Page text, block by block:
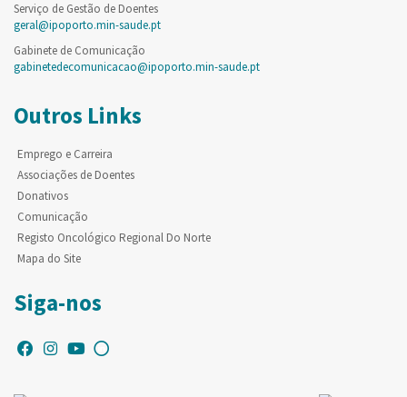
Serviço de Gestão de Doentes
geral@ipoporto.min-saude.pt
Gabinete de Comunicação
gabinetedecomunicacao@ipoporto.min-saude.pt
Outros Links
Emprego e Carreira
Associações de Doentes
Donativos
Comunicação
Registo Oncológico Regional Do Norte
Mapa do Site
Siga-nos